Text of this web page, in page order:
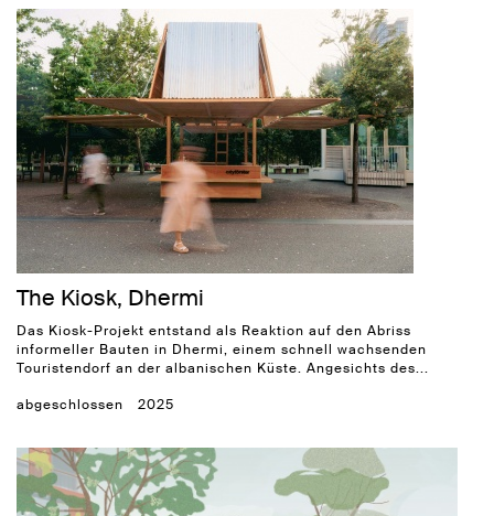
The Kiosk, Dhermi
Das Kiosk-Projekt entstand als Reaktion auf den Abriss
informeller Bauten in Dhermi, einem schnell wachsenden
Touristendorf an der albanischen Küste. Angesichts des...
abgeschlossen 2025